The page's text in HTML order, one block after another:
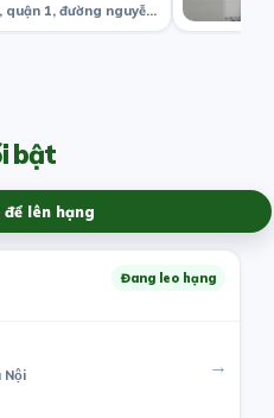
7.2 Tỷ · phường đakao, quận 1, đường nguyễn văn giai. tphcm
bật
lên hạng
Đang leo hạng
Nội →